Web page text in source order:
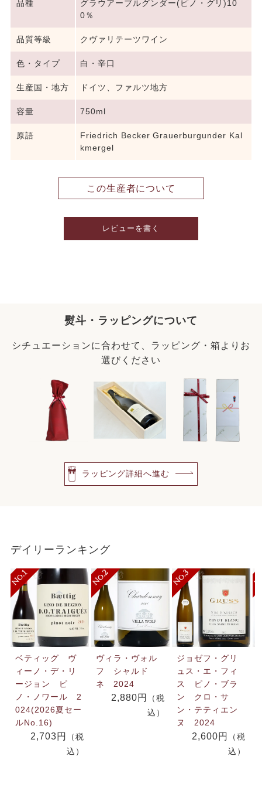
品種
グラウアーブルグンダー(ピノ・グリ)10
0％
品質等級 クヴァリテーツワイン
色・タイプ 白・辛口
生産国・地方 ドイツ、ファルツ地方
容量 750ml
原語
Friedrich Becker Grauerburgunder Kal
kmergel
この生産者について
レビューを書く
熨斗・ラッピングについて
シチュエーションに合わせて、ラッピング・箱よりお
選びください
ラッピング詳細へ進む
デイリーランキング
ベティッグ ヴ
ィーノ・デ・リ
ージョン ピ
ノ・ノワール 2
024(2026夏セー
ルNo.16)
2,703円
（税
込）
ヴィラ・ヴォル
フ シャルド
ネ 2024
2,880円
（税
込）
ジョゼフ・グリ
ュス・エ・フィ
ス ピノ・ブラ
ン クロ・サ
ン・テティエン
ヌ 2024
2,600円
（税
込）